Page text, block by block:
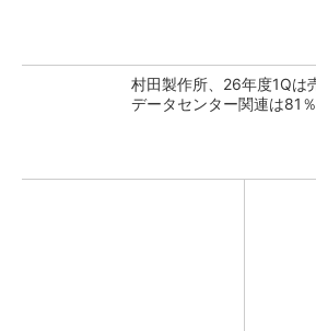
村田製作所、26年度1Q
データセンター関連は81